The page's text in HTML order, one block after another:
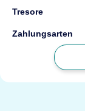
Tresore
Zahlungsarten